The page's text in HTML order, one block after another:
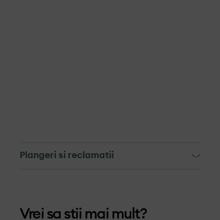
Plangeri si reclamatii
plângerilor
Vrei sa stii mai mult?